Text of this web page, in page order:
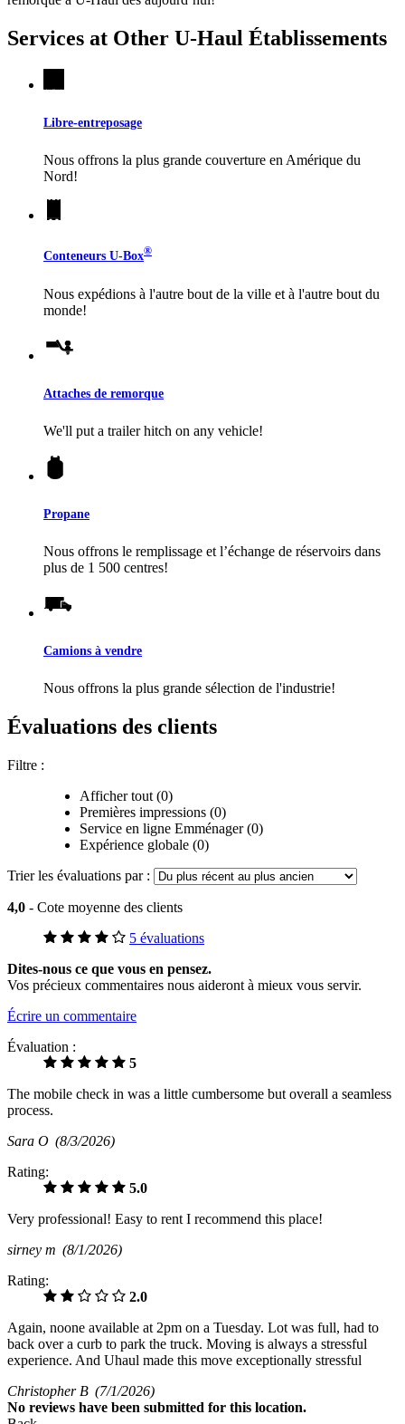
Services at Other U-Haul Établissements
Libre-entreposage
Nous offrons la plus grande couverture en Amérique du
Nord!
Conteneurs U-Box®
Nous expédions à l'autre bout de la ville et à l'autre bout du
monde!
Attaches de remorque
We'll put a trailer hitch on any vehicle!
Propane
Nous offrons le remplissage et l’échange de réservoirs dans
plus de 1 500 centres!
Camions à vendre
Nous offrons la plus grande sélection de l'industrie!
Évaluations des clients
Filtre :
Afficher tout (0)
Premières impressions (0)
Service en ligne Emménager (0)
Expérience globale (0)
Trier les évaluations par :
4,0 - Cote moyenne des clients
5 évaluations
Dites-nous ce que vous en pensez.
Vos précieux commentaires nous aideront à mieux vous servir.
Écrire un commentaire
Évaluation :
5
The mobile check in was a little cumbersome but overall a seamless
process.
Sara O (8/3/2026)
Rating:
5.0
Very professional! Easy to rent I recommend this place!
sirney m (8/1/2026)
Rating:
2.0
Again, noone available at 2pm on a Tuesday. Lot was full, had to
back over a curb to park the truck. Moving is always a stressful
experience. And Uhaul made this move exceptionally stressful
Christopher B (7/1/2026)
No reviews have been submitted for this location.